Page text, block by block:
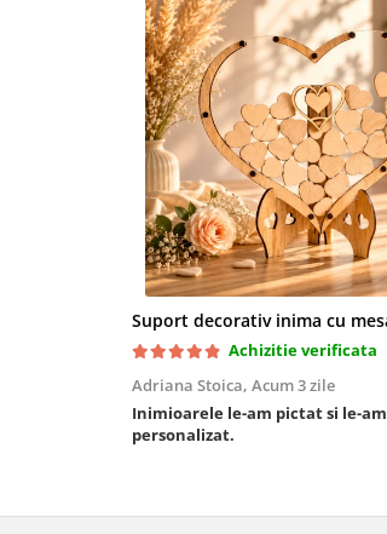
Achizitie verificata
Adriana Stoica, Acum 3 zile
Inimioarele le-am pictat si le-am
personalizat.